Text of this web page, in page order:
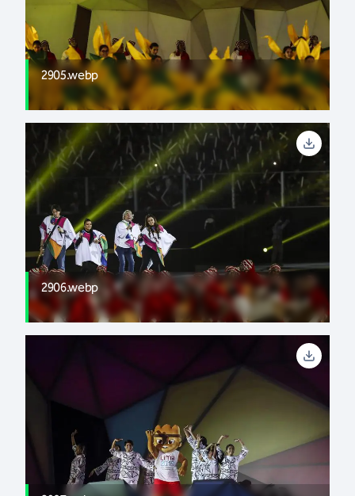
2905.webp
2906.webp